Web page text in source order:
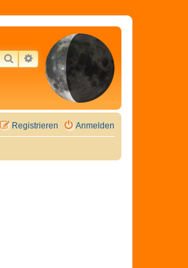
SUCHEERWEITERTE SUCHE
Anmelden
Registrieren